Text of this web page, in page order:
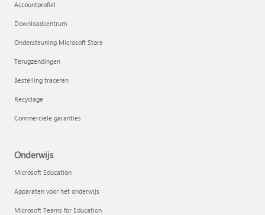
Accountprofiel
Downloadcentrum
Ondersteuning Microsoft Store
Terugzendingen
Bestelling traceren
Recyclage
Commerciële garanties
Onderwijs
Microsoft Education
Apparaten voor het onderwijs
Microsoft Teams for Education